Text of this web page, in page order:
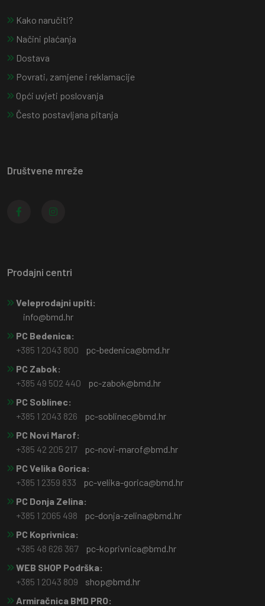
Kako naručiti?
Načini plaćanja
Dostava
Povrati, zamjene i reklamacije
Opći uvjeti poslovanja
Često postavljana pitanja
Društvene mreže
Prodajni centri
Veleprodajni upiti:
info@bmd.hr
PC Bedenica:
+385 1 2043 800
pc-bedenica@bmd.hr
PC Zabok:
+385 49 502 440
pc-zabok@bmd.hr
PC Soblinec:
+385 1 2043 826
pc-soblinec@bmd.hr
PC Novi Marof:
+385 42 205 217
pc-novi-marof@bmd.hr
PC Velika Gorica:
+385 1 2359 833
pc-velika-gorica@bmd.hr
PC Donja Zelina:
+385 1 2065 498
pc-donja-zelina@bmd.hr
PC Koprivnica:
+385 48 626 367
pc-koprivnica@bmd.hr
WEB SHOP Podrška:
+385 1 2043 809
shop@bmd.hr
Armiračnica BMD PRO: